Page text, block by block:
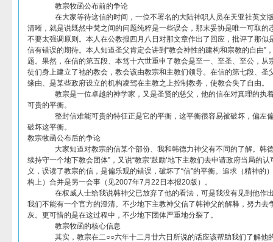
教宗牧函公布前的争论
在大家等待这信的时间，一位不署名的大陆神职人员在天亚社英文版
清晰，就是说既然中梵之间的问题纯粹是一些误会，那末妥协是唯一可取的
不要太强调原则。本人在公教报四月八日对那文章作出了回应，批评了那似
信有错误的期待。本人知道圣父肯定会讲到“教会神性的建构和宗教的自由”
题。果然，在信的第五段、本笃十六世重申了教会是至一、至圣、至公，从
徒们身上建立了祂的教会，教会该由教宗和主教们领导。在信的第七段、圣
缘由、是某些政府设立的机构凌驾在主教之上控制教务，使教会失了自由。
教宗是一位卓越的神学家，又是圣贤的慈父，他的信在对真理的执着
可贵的平衡。
整封信难能可贵的特征正是它的平衡，这平衡很容易被破坏，偏左偏
破坏这平衡。
教宗牧函公布后的争论
大家知道对教宗的信某个部份、我和韩德力神父有不同的了解。韩德
续持守一个地下教会团体”，又说“教宗‘鼓励’地下主教们去申请政府当局的
义，误读了教宗的信，是偏乐观的错误，破坏了“信”的平衡。追求（精神的
构上）合并是另一会事（见2007年7月22日本报20版）。
在权威人士给我说韩神父已放弃了他的看法，可是我没有见到他作出
我们不能有一个官方的澄清。不少地下主教神父信了韩神父的解释，努力去
灰。更可惜的是在这过程中，不少地下团体严重地分裂了。
教宗牧函的核心信息
其实，教宗在二○○六年十二月廿六日所说的话应该帮助我们了解他的